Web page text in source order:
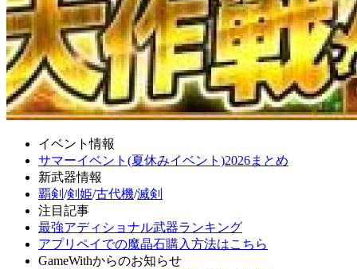
イベント情報
サマーイベント(夏休みイベント)2026まとめ
新武器情報
覇剣 /剣姫/古代機/滅剣
注目記事
最強アディショナル武器ランキング
アプリペイでの魔晶石購入方法はこちら
GameWithからのお知らせ